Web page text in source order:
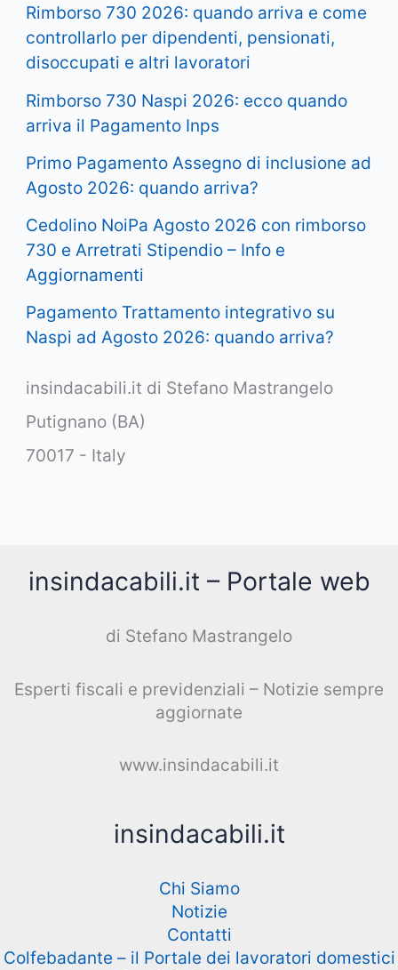
Rimborso 730 2026: quando arriva e come
controllarlo per dipendenti, pensionati,
disoccupati e altri lavoratori
Rimborso 730 Naspi 2026: ecco quando
arriva il Pagamento Inps
Primo Pagamento Assegno di inclusione ad
Agosto 2026: quando arriva?
Cedolino NoiPa Agosto 2026 con rimborso
730 e Arretrati Stipendio – Info e
Aggiornamenti
Pagamento Trattamento integrativo su
Naspi ad Agosto 2026: quando arriva?
insindacabili.it di Stefano Mastrangelo
Putignano (BA)
70017 - Italy
insindacabili.it – Portale web
di Stefano Mastrangelo
Esperti fiscali e previdenziali – Notizie sempre
aggiornate
www.insindacabili.it
insindacabili.it
Chi Siamo
Notizie
Contatti
Colfebadante – il Portale dei lavoratori domestici